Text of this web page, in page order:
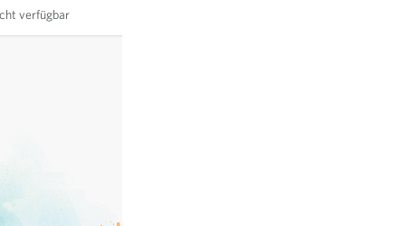
verfügbar